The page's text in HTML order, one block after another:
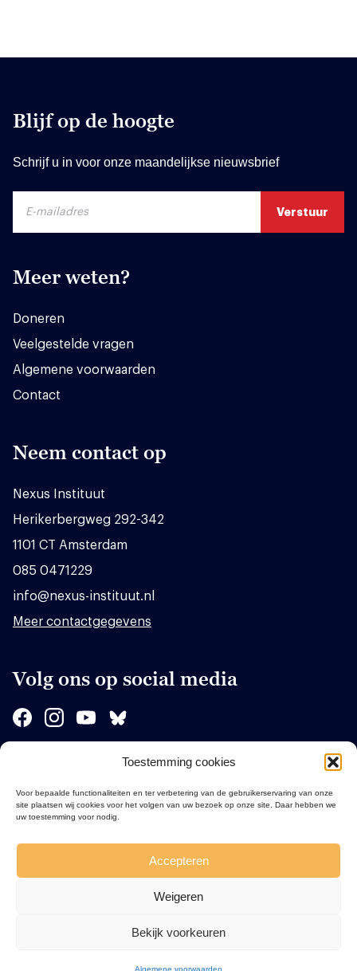
Toestemming cookies
Voor bepaalde functionaliteiten en ter verbetering van de gebruikerservaring van onze
site plaatsen wij cookies voor het volgen van uw bezoek op onze site. Daar hebben we
uw toestemming voor nodig.
Accepteren
Weigeren
Bekijk voorkeuren
Algemene voorwaarden
Blijf op de hoogte
Schrijf u in voor onze maandelijkse nieuwsbrief
Meer weten?
Doneren
Veelgestelde vragen
Algemene voorwaarden
Contact
Neem contact op
Nexus Instituut
Herikerbergweg 292-342
1101 CT Amsterdam
085 0471229
info@nexus-instituut.nl
Meer contactgegevens
Volg ons op social media